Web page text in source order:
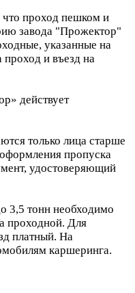
проход пешком и
завода "Прожектор"
указанные на
и въезд на
действует
только лица старше
пропуска
удостоверяющий
3,5 тонн необходимо
проходной. Для
платный. На
каршеринга.